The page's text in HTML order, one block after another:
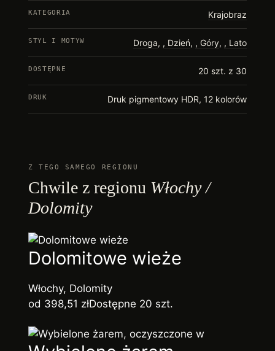
KATEGORIA Krajobraz
STYL I MOTYW Droga, Dzień, Góry, Lato
DOSTĘPNE 20 szt. z 30
DRUK Druk pigmentowy HDR, 12 kolorów
Z TEGO SAMEGO REGIONU
Chwile z regionu Włochy /
Dolomity
Dolomitowe wieże
Włochy, Dolomity
od 398,51 złDostępne 20 szt.